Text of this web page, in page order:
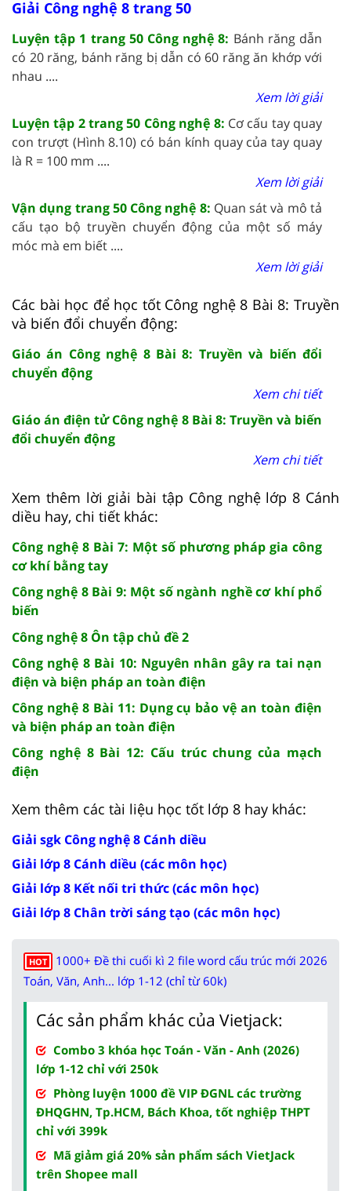
Giải Công nghệ 8 trang 50
Luyện tập 1 trang 50 Công nghệ 8: Bánh răng dẫn
có 20 răng, bánh răng bị dẫn có 60 răng ăn khớp với
nhau ....
Xem lời giải
Luyện tập 2 trang 50 Công nghệ 8: Cơ cấu tay quay
con trượt (Hình 8.10) có bán kính quay của tay quay
là R = 100 mm ....
Xem lời giải
Vận dụng trang 50 Công nghệ 8: Quan sát và mô tả
cấu tạo bộ truyền chuyển động của một số máy
móc mà em biết ....
Xem lời giải
Các bài học để học tốt Công nghệ 8 Bài 8: Truyền
và biến đổi chuyển động:
Giáo án Công nghệ 8 Bài 8: Truyền và biến đổi
chuyển động
Xem chi tiết
Giáo án điện tử Công nghệ 8 Bài 8: Truyền và biến
đổi chuyển động
Xem chi tiết
Xem thêm lời giải bài tập Công nghệ lớp 8 Cánh
diều hay, chi tiết khác:
Công nghệ 8 Bài 7: Một số phương pháp gia công
cơ khí bằng tay
Công nghệ 8 Bài 9: Một số ngành nghề cơ khí phổ
biến
Công nghệ 8 Ôn tập chủ đề 2
Công nghệ 8 Bài 10: Nguyên nhân gây ra tai nạn
điện và biện pháp an toàn điện
Công nghệ 8 Bài 11: Dụng cụ bảo vệ an toàn điện
và biện pháp an toàn điện
Công nghệ 8 Bài 12: Cấu trúc chung của mạch
điện
Xem thêm các tài liệu học tốt lớp 8 hay khác:
Giải sgk Công nghệ 8 Cánh diều
Giải lớp 8 Cánh diều (các môn học)
Giải lớp 8 Kết nối tri thức (các môn học)
Giải lớp 8 Chân trời sáng tạo (các môn học)
HOT
1000+ Đề thi cuối kì 2 file word cấu trúc mới 2026
Toán, Văn, Anh... lớp 1-12 (chỉ từ 60k)
Các sản phẩm khác của Vietjack:
Combo 3 khóa học Toán - Văn - Anh (2026)
lớp 1-12 chỉ với 250k
Phòng luyện 1000 đề VIP ĐGNL các trường
ĐHQGHN, Tp.HCM, Bách Khoa, tốt nghiệp THPT
chỉ với 399k
Mã giảm giá 20% sản phẩm sách VietJack
trên Shopee mall